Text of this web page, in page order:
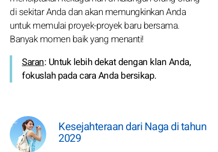
di sekitar Anda dan akan memungkinkan Anda
untuk memulai proyek-proyek baru bersama.
Banyak momen baik yang menanti!
Saran: Untuk lebih dekat dengan klan Anda,
fokuslah pada cara Anda bersikap.
Kesejahteraan dari Naga di tahun
2029